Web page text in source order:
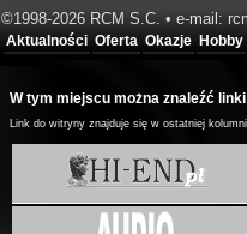
Aktualności Oferta Okazje Hobby
W tym miejscu można znaleźć
Link do witryny znajduje się w ostatniej
©1998-2026 RCM S.C. • e-mail: